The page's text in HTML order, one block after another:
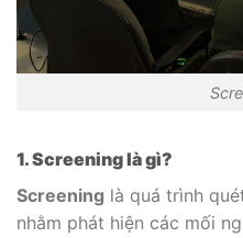
1. Screening là gì?
Screening là quá trình
nhằm phát hiện các mối